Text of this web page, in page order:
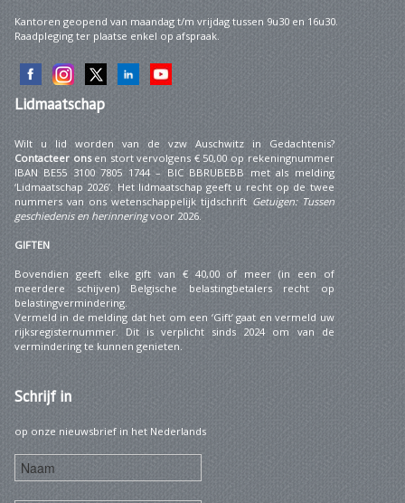
Kantoren geopend van maandag t/m vrijdag tussen 9u30 en 16u30.
Raadpleging ter plaatse enkel op afspraak.
Lidmaatschap
Wilt u lid worden van de vzw Auschwitz in Gedachtenis?
Contacteer onsen stort vervolgens € 50,00 op rekeningnummer
IBAN BE55 3100 7805 1744 – BIC BBRUBEBB met als melding
‘Lidmaatschap 2026’. Het lidmaatschap geeft u recht op de twee
nummers van ons wetenschappelijk tijdschrift Getuigen: Tussen
geschiedenis en herinneringvoor 2026.
GIFTEN
Bovendien geeft elke gift van € 40,00 of meer (in een of
meerdere schijven) Belgische belastingbetalers recht op
belastingvermindering.
Vermeld in de melding dat het om een ‘Gift’ gaat en vermeld uw
rijksregisternummer. Dit is verplicht sinds 2024 om van de
vermindering te kunnen genieten.
Schrijfin
op onze nieuwsbrief in het Nederlands